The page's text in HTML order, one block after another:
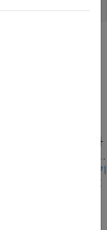
ADC 오프셋
트/헤르츠
를 변경하여 회전자
어 연결의 무결성을
응용 사례에서는
이 가능한 개루프
모델 열기
Sensorless FOC